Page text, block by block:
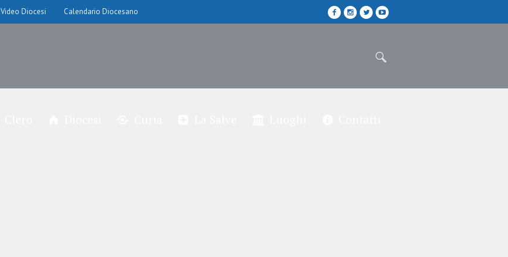
Video Diocesi Calendario Diocesano